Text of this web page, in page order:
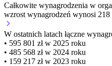
Całkowite wynagrodzenia w
wzrost wynagrodzeń wynosi 218
W ostatnich latach łączne
• 595 801 zł w 2025 roku
• 485 568 zł w 2024 roku
• 159 217 zł w 2023 roku